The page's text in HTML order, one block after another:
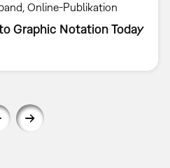
Online-Publikation
Graphic Notation Today